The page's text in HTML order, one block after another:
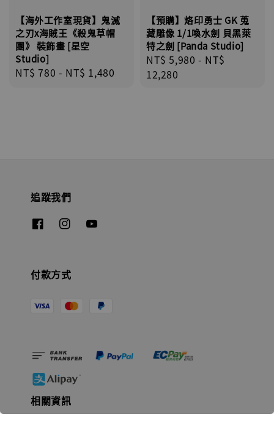
【海外工作室現貨】鬼滅
之刃x海賊王《殺鬼草帽
團》 裝飾畫 [星空
Studio]
Regular
NT$ 780 - NT$ 1,480
【預購】烙印勇士 GK 蒐
藏雕像 1/1喚水劍 貝黑萊
特之劍 [Panda Studio]
Regular
price
NT$ 5,980 - NT$
12,280
追蹤我們
付款方式
相關資訊